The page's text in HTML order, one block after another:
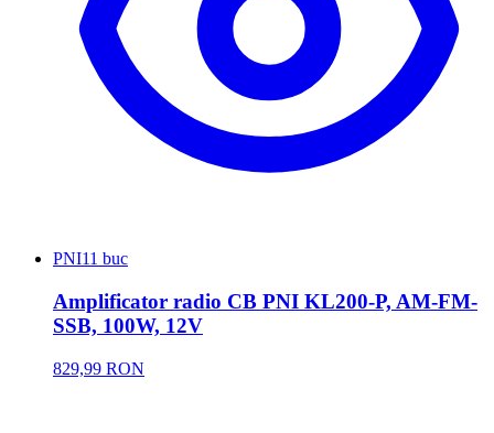
PNI11 buc
Amplificator radio CB PNI KL200-P, AM-FM-
SSB, 100W, 12V
829,99 RON